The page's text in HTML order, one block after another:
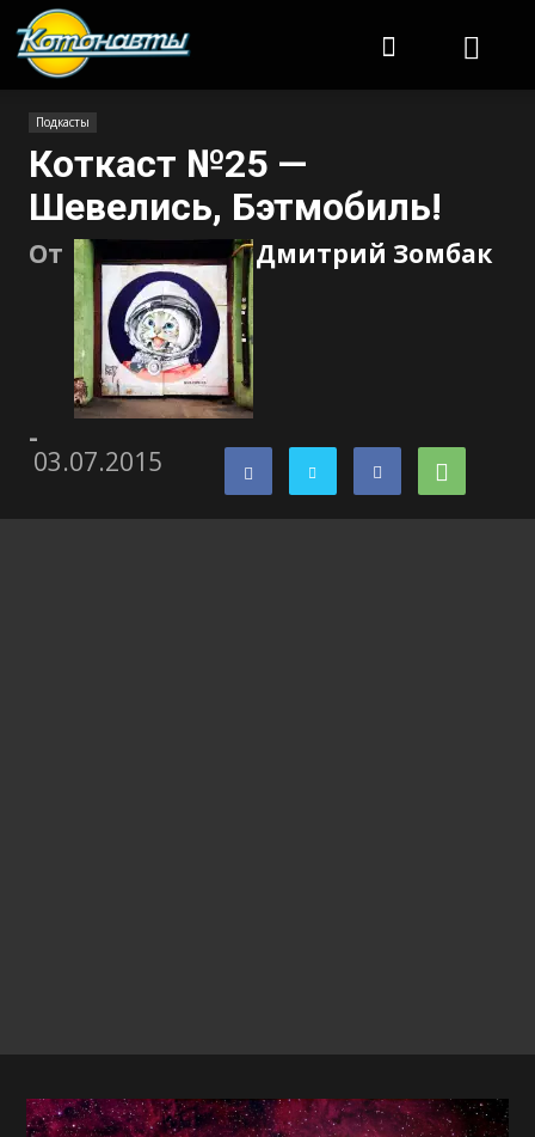
Подкасты
Коткаст №25 —
Шевелись, Бэтмобиль!
От Дмитрий Зомбак
-
03.07.2015